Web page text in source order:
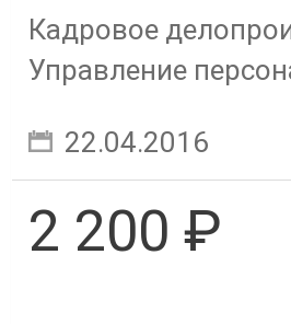
Кадровое
Управление
22.04.2016
2 200 ₽